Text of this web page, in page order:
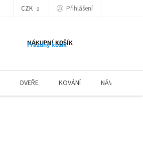
CZK Přihlášení
NÁKUPNÍ KOŠÍK
Prázdný košík
DVEŘE KOVÁNÍ NÁVODY